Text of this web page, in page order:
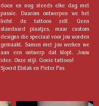
doen en nog steeds elke dag met
passie. Daarom ontwerpen we het
liefst de tattoos zelf. Geen
standaard plaatjes, maar custom
designs die speciaal voor jou worden
gemaakt. Samen met jou werken we
aan een ontwerp dat klopt. Jouw
idee. Onze stijl. Goeie tattoos!
Sjoerd Elstak en Pieter Pas